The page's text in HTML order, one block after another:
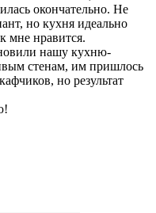
окончательно. Не
но кухня идеально
мне нравится.
нашу кухню-
стенам, им пришлось
но результат